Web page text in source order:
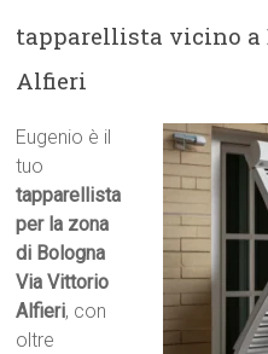
tapparellista vicino a
Alfieri
Eugenio è il
tuo
tapparellista
per la zona
di Bologna
Via Vittorio
Alfieri, con
oltre